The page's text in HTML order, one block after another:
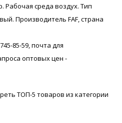
Рабочая среда воздух. Тип
Производитель FAF, страна
85-59, почта для
оптовых цен -
ТОП-5 товаров из категории